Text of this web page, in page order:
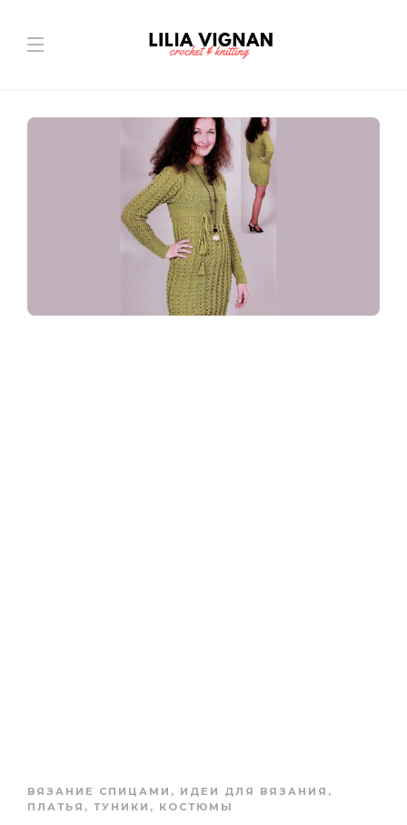
ВЯЗАНИЕ СПИЦАМИ , ИДЕИ ДЛЯ ВЯЗАНИЯ ,
ПЛАТЬЯ, ТУНИКИ, КОСТЮМЫ